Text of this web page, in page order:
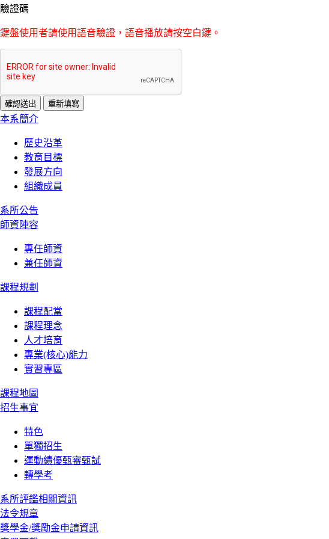
驗證碼
鍵盤使用者請使用語音驗證，語音播放請按空白鍵。
:::
本系簡介
歷史沿革
教育目標
發展方向
組織成員
系所公告
師資陣容
專任師資
兼任師資
課程規劃
課程配當
課程理念
人才培育
專業(核心)能力
實習專區
課程地圖
招生事宜
特色
單獨招生
運動績優甄審甄試
轉學考
系所評鑑相關資訊
法令規章
獎學金/獎勵金申請資訊